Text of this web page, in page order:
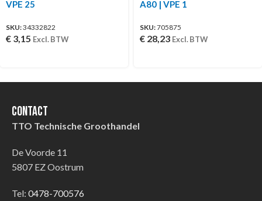
VPE 25
SKU:34332822
€ 3,15 Excl. BTW
A80 | VPE 1
SKU:705875
€ 28,23 Excl. BTW
Contact
TTO Technische Groothandel
De Voorde 11
5807 EZ Oostrum
Tel: 0478-700576